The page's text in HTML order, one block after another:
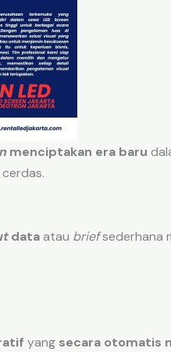
menciptakan era baru
dataatau briefsederhana
yang secara otomatis